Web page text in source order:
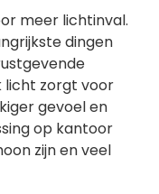
meer lichtinval.
dingen
licht zorgt voor
gevoel en
op kantoor
zijn en veel